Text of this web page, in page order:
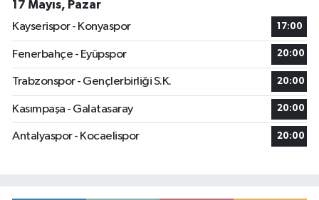
17 Mayıs, Pazar
Kayserispor - Konyaspor
17:00
Fenerbahçe - Eyüpspor 20:00
Trabzonspor - Gençlerbirliği S.K. 20:00
Kasımpaşa - Galatasaray 20:00
Antalyaspor - Kocaelispor 20:00